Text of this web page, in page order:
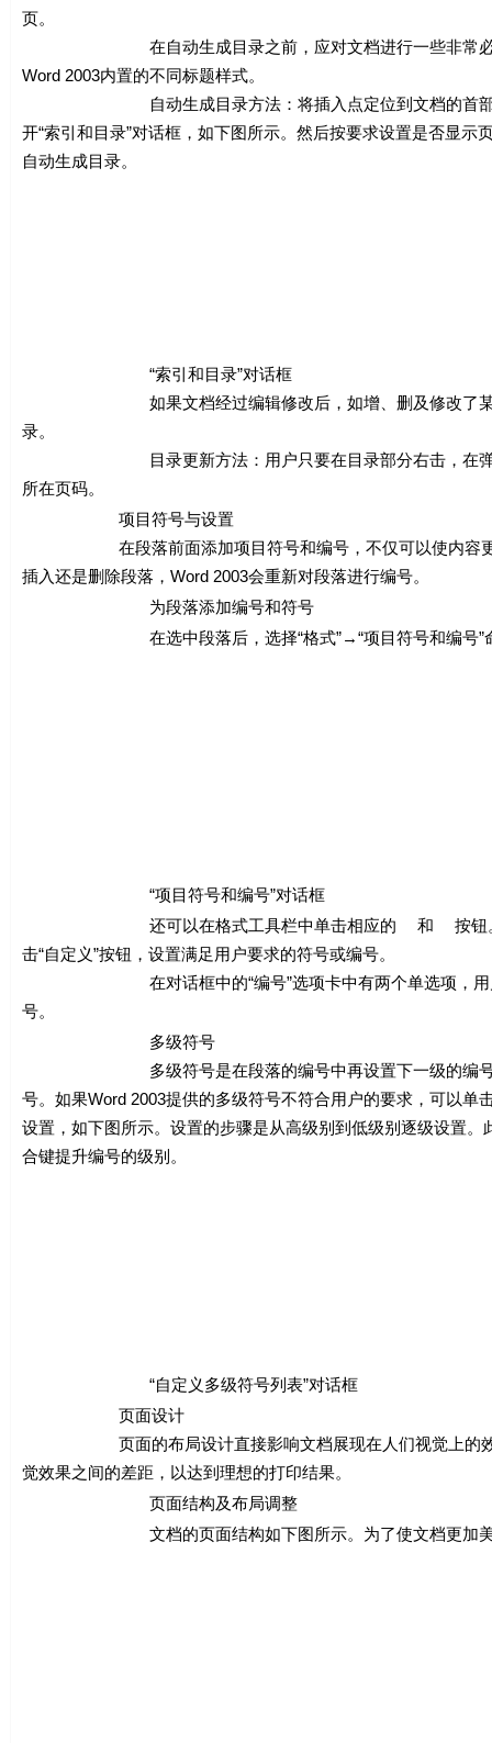
页。
在自动生成目录之前，应对文档进行一些非常必要的
Word 2003内置的不同标题样式。
自动生成目录方法：将插入点定位到文档的首部（即目
开“索引和目录”对话框，如下图所示。然后按要求设置是否显
自动生成目录。
“索引和目录”对话框
如果文档经过编辑修改后，如增、删及修改了某部分
录。
目录更新方法：用户只要在目录部分右击，在弹出的快
所在页码。
项目符号与设置
在段落前面添加项目符号和编号，不仅可以使内容更加
插入还是删除段落，Word 2003会重新对段落进行编号。
为段落添加编号和符号
在选中段落后，选择“格式”→“项目符号和编号”命令，
“项目符号和编号”对话框
还可以在格式工具栏中单击相应的
和
按钮
击“自定义”按钮，设置满足用户要求的符号或编号。
在对话框中的“编号”选项卡中有两个单选项，用户在
号。
多级符号
多级符号是在段落的编号中再设置下一级的编号。在打
号。如果Word 2003提供的多级符号不符合用户的要求，可以单
设置，如下图所示。设置的步骤是从高级别到低级别逐级设置
合键提升编号的级别。
“自定义多级符号列表”对话框
页面设计
页面的布局设计直接影响文档展现在人们视觉上的效果
觉效果之间的差距，以达到理想的打印结果。
页面结构及布局调整
文档的页面结构如下图所示。为了使文档更加美观、